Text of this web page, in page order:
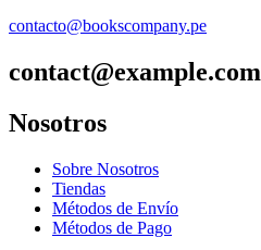
contacto@bookscompany.pe
contact@example.com
Nosotros
Sobre Nosotros
Tiendas
Métodos de Envío
Métodos de Pago